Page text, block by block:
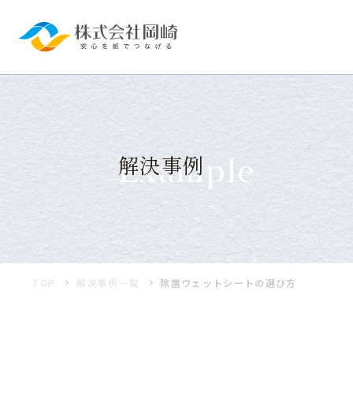
Example
解決事例
TOP 解決事例一覧 除菌ウェットシートの選び方